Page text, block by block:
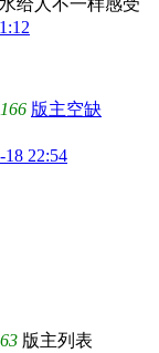
给人不一样感受
166 版主空缺
22:54
版主列表